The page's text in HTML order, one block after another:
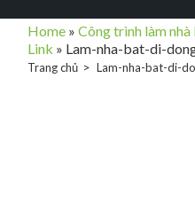
Home »Công trình làm
Link » Lam-nha-bat-di-
Trang chủ Lam-nha-bat-di-